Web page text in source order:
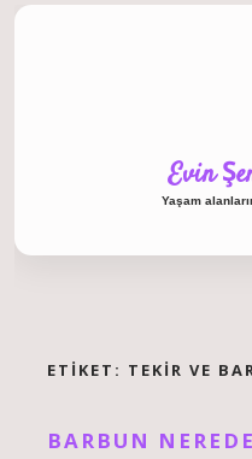
Evin
Yaşam
ETIKET: TEKIR VE
BARBUN